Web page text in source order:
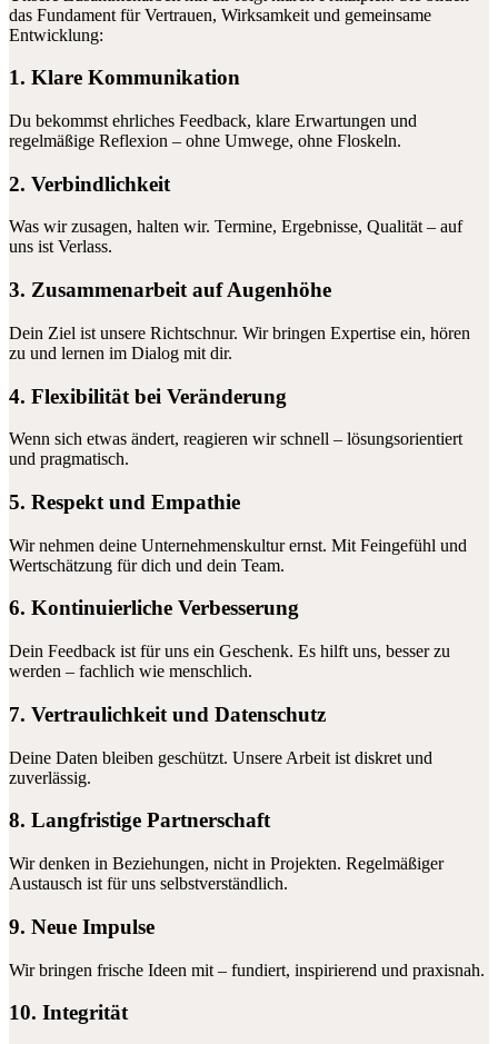
das Fundament für Vertrauen, Wirksamkeit und gemeinsame
Entwicklung:
1. Klare Kommunikation
Du bekommst ehrliches Feedback, klare Erwartungen und
regelmäßige Reflexion – ohne Umwege, ohne Floskeln.
2. Verbindlichkeit
Was wir zusagen, halten wir. Termine, Ergebnisse, Qualität – auf
uns ist Verlass.
3. Zusammenarbeit auf Augenhöhe
Dein Ziel ist unsere Richtschnur. Wir bringen Expertise ein, hören
zu und lernen im Dialog mit dir.
4. Flexibilität bei Veränderung
Wenn sich etwas ändert, reagieren wir schnell – lösungsorientiert
und pragmatisch.
5. Respekt und Empathie
Wir nehmen deine Unternehmenskultur ernst. Mit Feingefühl und
Wertschätzung für dich und dein Team.
6. Kontinuierliche Verbesserung
Dein Feedback ist für uns ein Geschenk. Es hilft uns, besser zu
werden – fachlich wie menschlich.
7. Vertraulichkeit und Datenschutz
Deine Daten bleiben geschützt. Unsere Arbeit ist diskret und
zuverlässig.
8. Langfristige Partnerschaft
Wir denken in Beziehungen, nicht in Projekten. Regelmäßiger
Austausch ist für uns selbstverständlich.
9. Neue Impulse
Wir bringen frische Ideen mit – fundiert, inspirierend und praxisnah.
10. Integrität